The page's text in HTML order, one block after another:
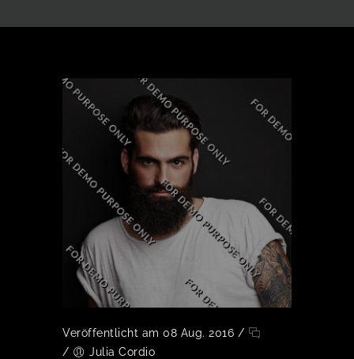
Veröffentlicht am 08 Aug. 2016 /
/
Julia Cordio